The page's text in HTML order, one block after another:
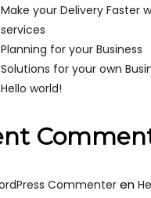
Make your Delivery Faster
services
Planning for your Business
Solutions for your own
Hello world!
Commenter en